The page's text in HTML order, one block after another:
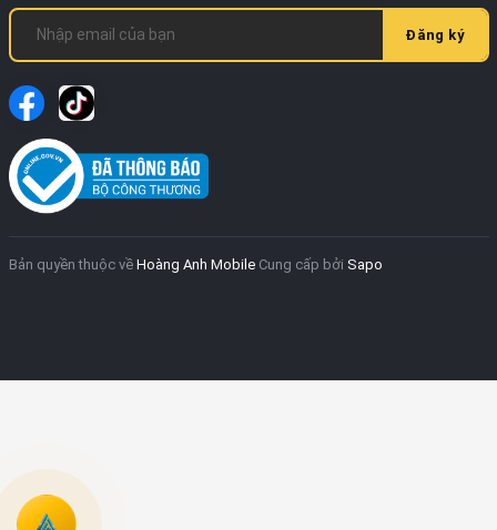
Đăng ký
Bản quyền thuộc về Hoàng Anh Mobile Cung cấp bởi Sapo